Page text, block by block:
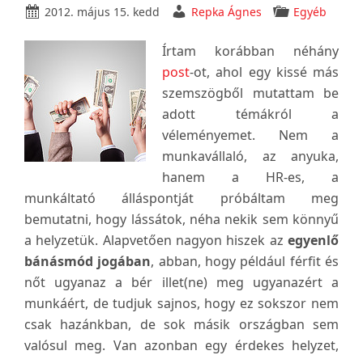
2012. május 15. kedd Repka Ágnes Egyéb
Írtam korábban néhány
post-ot, ahol egy kissé más
szemszögből mutattam be
adott témákról a
véleményemet. Nem a
munkavállaló, az anyuka,
hanem a HR-es, a
munkáltató álláspontját próbáltam meg
bemutatni, hogy lássátok, néha nekik sem könnyű
a helyzetük. Alapvetően nagyon hiszek az egyenlő
bánásmód jogában, abban, hogy például férfit és
nőt ugyanaz a bér illet(ne) meg ugyanazért a
munkáért, de tudjuk sajnos, hogy ez sokszor nem
csak hazánkban, de sok másik országban sem
valósul meg. Van azonban egy érdekes helyzet,